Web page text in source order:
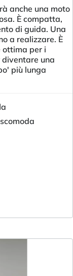
anche una moto
È compatta,
di guida. Una
a realizzare. È
ottima per i
una
più lunga